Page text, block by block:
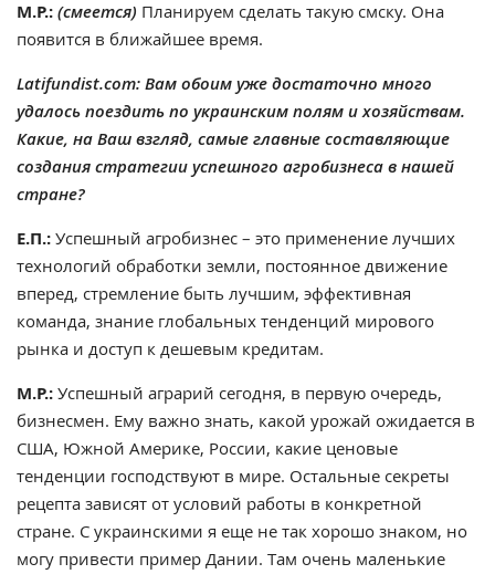
М.Р.:(смеется) Планируем сделать такую смску. Она
появится в ближайшее время.
Latifundist.com: Вам обоим уже достаточно много
удалось поездить по украинским полям и хозяйствам.
Какие, на Ваш взгляд, самые главные составляющие
создания стратегии успешного агробизнеса в нашей
стране?
Е.П.: Успешный агробизнес – это применение лучших
технологий обработки земли, постоянное движение
вперед, стремление быть лучшим, эффективная
команда, знание глобальных тенденций мирового
рынка и доступ к дешевым кредитам.
М.Р.: Успешный аграрий сегодня, в первую очередь,
бизнесмен. Ему важно знать, какой урожай ожидается в
США, Южной Америке, России, какие ценовые
тенденции господствуют в мире. Остальные секреты
рецепта зависят от условий работы в конкретной
стране. С украинскими я еще не так хорошо знаком, но
могу привести пример Дании. Там очень маленькие